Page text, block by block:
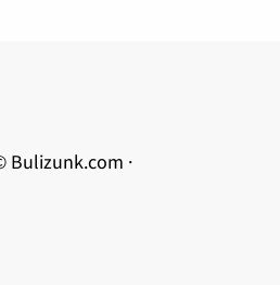
Bulizunk.com ·